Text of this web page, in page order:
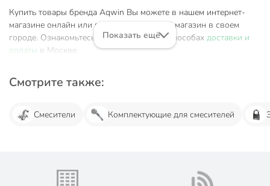
Купить товары бренда Aqwin Вы можете в нашем интернет-
магазине онлайн или посетив розничный магазин в своем
городе. Ознакомьтесь с информацией о способах доставки и
оплаты в Москве.
Показать ещё
Смотрите также:
Смесители Комплектующие для смесителей